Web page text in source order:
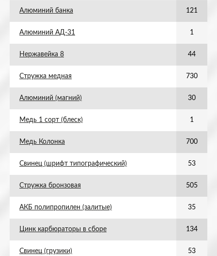
Алюминий банка 121
Алюминий АД-31 1
Нержавейка 8 44
Стружка медная 730
Алюминий (магний) 30
Медь 1 сорт (блеск) 1
Медь Колонка 700
Свинец (шрифт типографический) 53
Стружка бронзовая 505
АКБ полипропилен (залитые) 35
Цинк карбюраторы в сборе 134
Свинец (грузики) 53